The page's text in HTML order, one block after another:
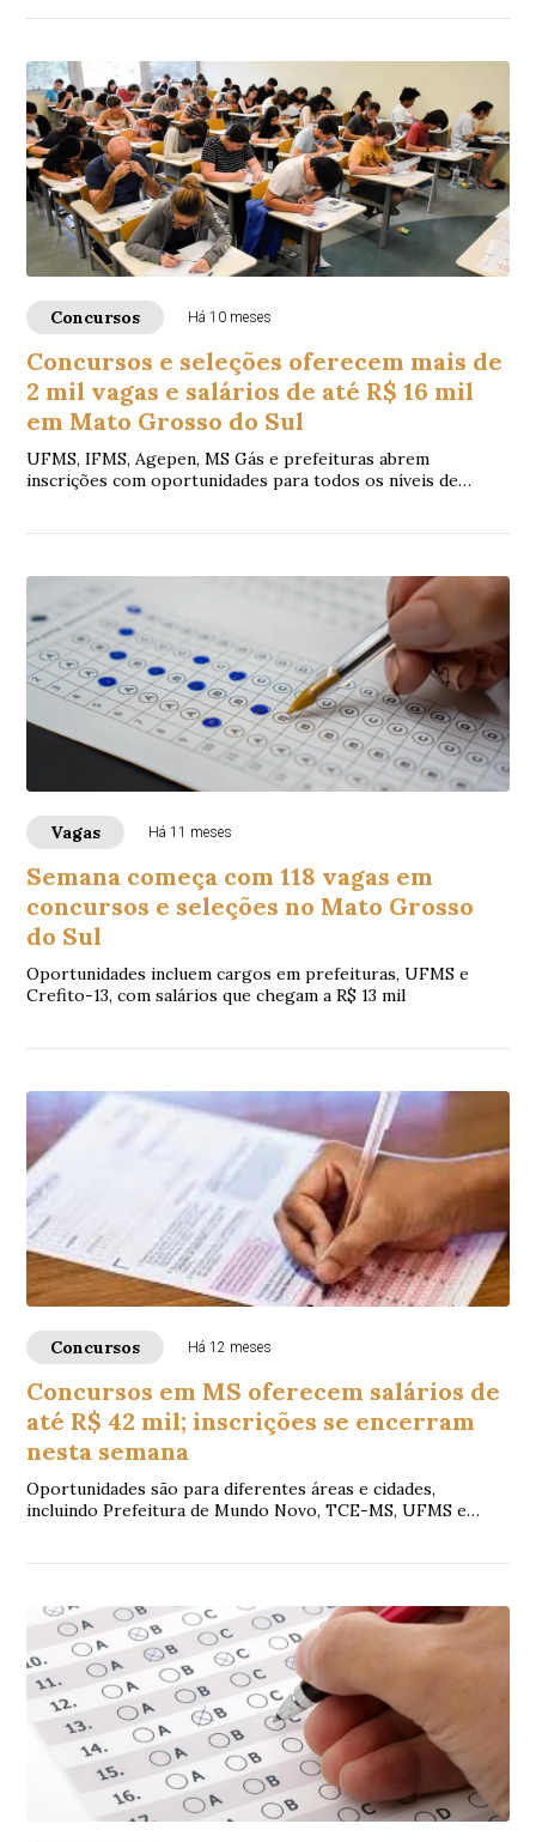
Concursos Há 10 meses
Concursos e seleções oferecem mais de
2 mil vagas e salários de até R$ 16 mil
em Mato Grosso do Sul
UFMS, IFMS, Agepen, MS Gás e prefeituras abrem
inscrições com oportunidades para todos os níveis de
Vagas Há 11 meses
Semana começa com 118 vagas em
concursos e seleções no Mato Grosso
do Sul
Oportunidades incluem cargos em prefeituras, UFMS e
Crefito-13, com salários que chegam a R$ 13 mil
Concursos Há 12 meses
Concursos em MS oferecem salários de
até R$ 42 mil; inscrições se encerram
nesta semana
Oportunidades são para diferentes áreas e cidades,
incluindo Prefeitura de Mundo Novo, TCE-MS, UFMS e